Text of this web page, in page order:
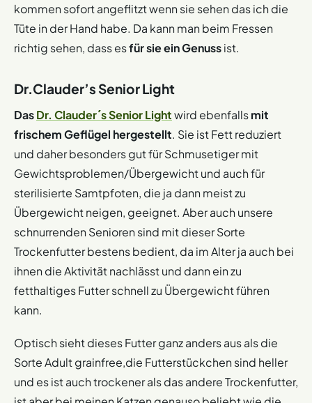
kommen sofort angeflitzt wenn sie sehen das ich die
Tüte in der Hand habe. Da kann man beim Fressen
richtig sehen, dass esfür sie ein Genussist.
Dr.Clauder’s Senior Light
DasDr. Clauder´s Senior Lightwird ebenfallsmit
frischem Geflügel hergestellt. Sie ist Fett reduziert
und daher besonders gut für Schmusetiger mit
Gewichtsproblemen/Übergewicht und auch für
sterilisierte Samtpfoten, die ja dann meist zu
Übergewicht neigen, geeignet. Aber auch unsere
schnurrenden Senioren sind mit dieser Sorte
Trockenfutter bestens bedient, da im Alter ja auch bei
ihnen die Aktivität nachlässt und dann ein zu
fetthaltiges Futter schnell zu Übergewicht führen
kann.
Optisch sieht dieses Futter ganz anders aus als die
Sorte Adult grainfree,die Futterstückchen sind heller
und es ist auch trockener als das andere Trockenfutter,